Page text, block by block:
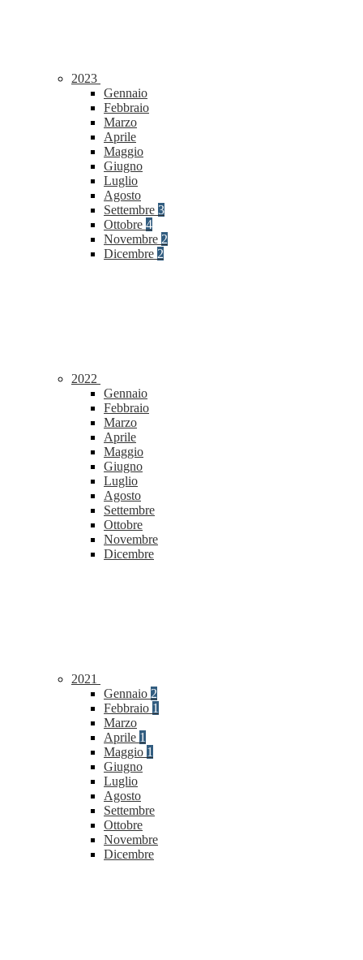
2023
Gennaio
Febbraio
Marzo
Aprile
Maggio
Giugno
Luglio
Agosto
Settembre 3
Ottobre 4
Novembre 2
Dicembre 2
2022
Gennaio
Febbraio
Marzo
Aprile
Maggio
Giugno
Luglio
Agosto
Settembre
Ottobre
Novembre
Dicembre
2021
Gennaio 2
Febbraio 1
Marzo
Aprile 1
Maggio 1
Giugno
Luglio
Agosto
Settembre
Ottobre
Novembre
Dicembre